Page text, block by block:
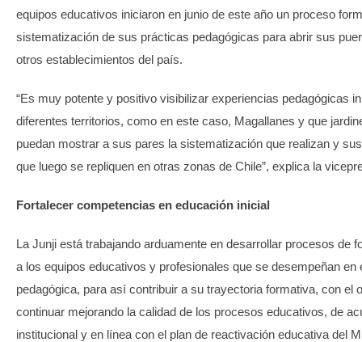
equipos educativos iniciaron en junio de este año un proceso
sistematización de sus prácticas pedagógicas para abrir sus
otros establecimientos del país.
“Es muy potente y positivo visibilizar experiencias pedagógicas
diferentes territorios, como en este caso, Magallanes y que
puedan mostrar a sus pares la sistematización que realizan y
que luego se repliquen en otras zonas de Chile”, explica la
Fortalecer competencias en educación inicial
La Junji está trabajando arduamente en desarrollar procesos de
a los equipos educativos y profesionales que se desempeñan en
pedagógica, para así contribuir a su trayectoria formativa, con el
continuar mejorando la calidad de los procesos educativos, de
institucional y en línea con el plan de reactivación educativa del